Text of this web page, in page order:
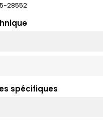
5-28552
spécifiques